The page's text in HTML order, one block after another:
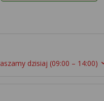
dzisiaj (09:00 – 14:00)